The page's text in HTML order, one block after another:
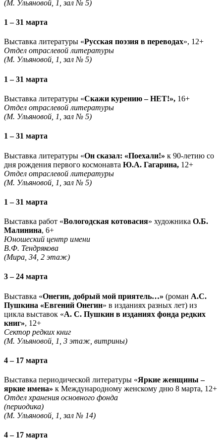
(М. Ульяновой, 1, зал № 5)
1 – 31 марта
Выставка литературы «Русская поэзия в переводах», 12+
Отдел отраслевой литературы
(М. Ульяновой, 1, зал № 5)
1 – 31 марта
Выставка литературы «Скажи курению – НЕТ!», 16+
Отдел отраслевой литературы
(М. Ульяновой, 1, зал № 5)
1 – 31 марта
Выставка литературы «Он сказал: «Поехали!» к 90-летию со
дня рождения первого космонавта Ю.А. Гагарина, 12+
Отдел отраслевой литературы
(М. Ульяновой, 1, зал № 5)
1 – 31 марта
Выставка работ «Вологодская котовасия» художника О.Б.
Малинина, 6+
Юношеский центр имени
В.Ф. Тендрякова
(Мира, 34, 2 этаж)
3 – 24 марта
Выставка «Онегин, добрый мой приятель…» (роман А.С.
Пушкина «Евгений Онегин» в изданиях разных лет) из
цикла выставок «А. С. Пушкин в изданиях фонда редких
книг», 12+
Сектор редких книг
(М. Ульяновой, 1, 3 этаж, витрины)
4 – 17 марта
Выставка периодической литературы «Яркие женщины –
яркие имена» к Международному женскому дню 8 марта, 12+
Отдел хранения основного фонда
(периодика)
(М. Ульяновой, 1, зал № 14)
4 – 17 марта